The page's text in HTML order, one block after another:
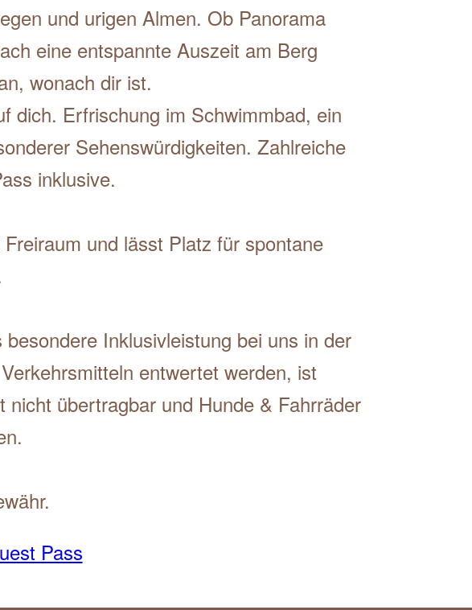
und urigen Almen. Ob Panorama
eine entspannte Auszeit am Berg
wonach dir ist.
dich. Erfrischung im Schwimmbad, ein
Sehenswürdigkeiten. Zahlreiche
inklusive.
und lässt Platz für spontane
Inklusivleistung bei uns in der
entwertet werden, ist
übertragbar und Hunde & Fahrräder
Pass